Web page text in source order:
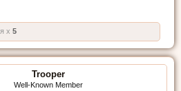
x 5
Trooper
Well-Known Member